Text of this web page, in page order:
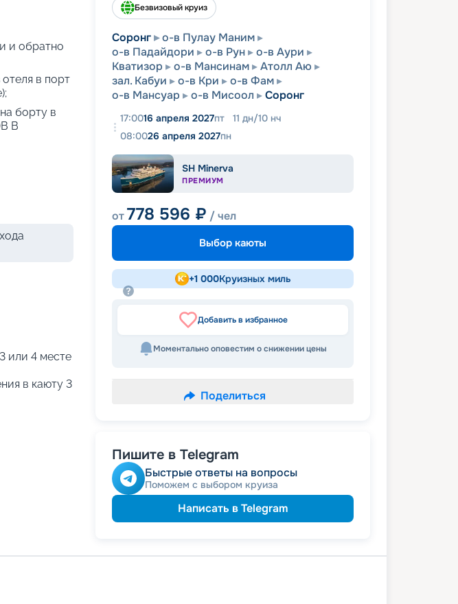
и обратно
в порт
борту в
В
или 4 месте
в каюту 3
Безвизовый круиз
Соронг
о-в Пулау Маним
о-в Падайдори
о-в Рун
о-в Аури
Кватизор
о-в Мансинам
Атолл Аю
зал. Кабуи
о-в Кри
о-в Фам
о-в Мансуар
о-в Мисоол Соронг
17:0016 апреля 2027пт 11 дн/10 нч
08:0026 апреля 2027пн
SH Minerva
ПРЕМИУМ
от778 596 ₽ / чел
Выбор каюты
+1 000Круизных миль
Добавить в избранное
Моментально оповестим о снижении цены
Поделиться
Пишите в Telegram
Быстрые ответы на вопросы
Поможем с выбором круиза
Написать в Telegram